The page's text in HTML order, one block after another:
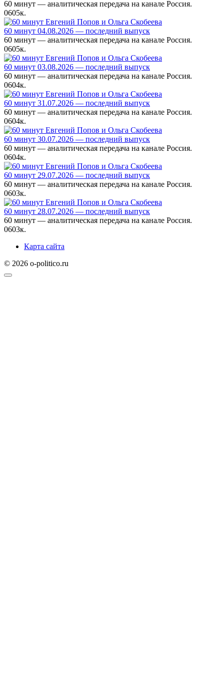
60 минут — аналитическая передача на канале Россия.
0605к.
60 минут 04.08.2026 — последний выпуск
60 минут — аналитическая передача на канале Россия.
0605к.
60 минут 03.08.2026 — последний выпуск
60 минут — аналитическая передача на канале Россия.
0604к.
60 минут 31.07.2026 — последний выпуск
60 минут — аналитическая передача на канале Россия.
0604к.
60 минут 30.07.2026 — последний выпуск
60 минут — аналитическая передача на канале Россия.
0604к.
60 минут 29.07.2026 — последний выпуск
60 минут — аналитическая передача на канале Россия.
0603к.
60 минут 28.07.2026 — последний выпуск
60 минут — аналитическая передача на канале Россия.
0603к.
Карта сайта
© 2026 o-politico.ru